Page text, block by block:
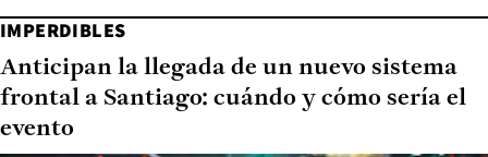
IMPERDIBLES
Anticipan la llegada de un nuevo sistema
frontal a Santiago: cuándo y cómo sería el
evento